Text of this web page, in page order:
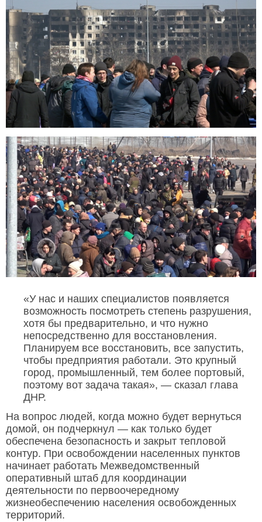
«У нас и наших специалистов появляется
возможность посмотреть степень разрушения,
хотя бы предварительно, и что нужно
непосредственно для восстановления.
Планируем все восстановить, все запустить,
чтобы предприятия работали. Это крупный
город, промышленный, тем более портовый,
поэтому вот задача такая», — сказал глава
ДНР.
На вопрос людей, когда можно будет вернуться
домой, он подчеркнул — как только будет
обеспечена безопасность и закрыт тепловой
контур. При освобождении населенных пунктов
начинает работать Межведомственный
оперативный штаб для координации
деятельности по первоочередному
жизнеобеспечению населения освобожденных
территорий.